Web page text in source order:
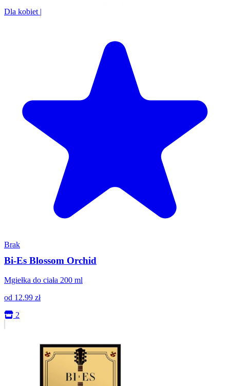
Dla kobiet |
Brak
Bi-Es Blossom Orchid
Mgiełka do ciała 200 ml
od 12.99 zł
2